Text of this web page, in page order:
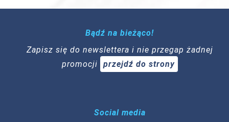
Bądź na bieżąco!
Zapisz się do newslettera i nie przegap żadnej
promocji
przejdź do strony
Social media